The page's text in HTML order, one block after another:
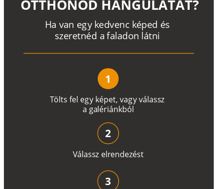
Tölts fel egy képet, vagyválassz
a galériánkból
Ha van egy kedvenc képed és
szeretnéd a faladon látni
OTTHONOD HANGULATÁT?
1
Válassz elrendezést
2
3